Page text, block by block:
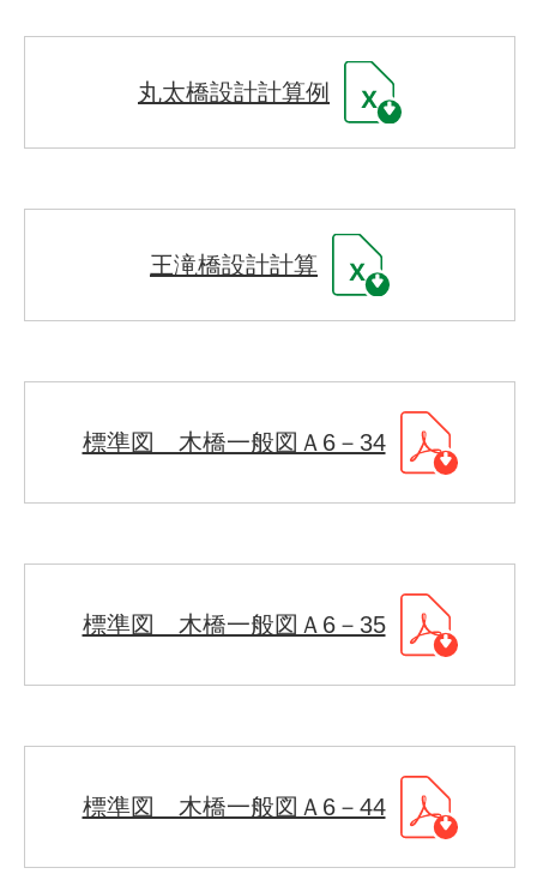
丸太橋設計計算例
王滝橋設計計算
標準図 木橋一般図Ａ6－34
標準図 木橋一般図Ａ6－35
標準図 木橋一般図Ａ6－44